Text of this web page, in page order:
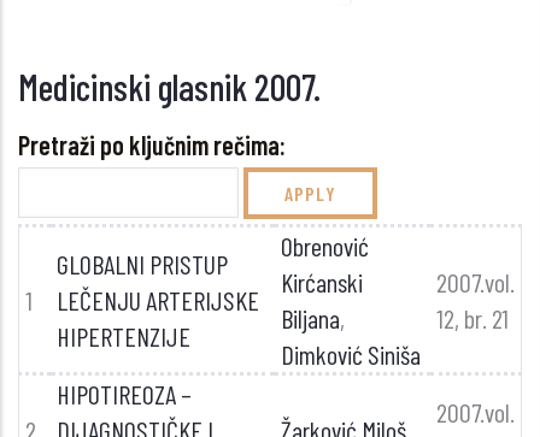
Medicinski glasnik 2007.
Pretraži po ključnim rečima:
1
GLOBALNI PRISTUP
LEČENJU ARTERIJSKE
HIPERTENZIJE
Obrenović
Kirćanski
Biljana,
Dimković Siniša
2007.vol.
12, br. 21
2
HIPOTIREOZA –
DIJAGNOSTIČKE I
Žarković Miloš
2007.vol.